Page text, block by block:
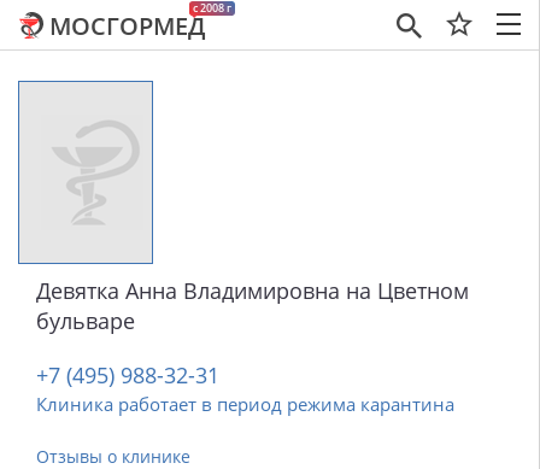
×
c 2008 г
МОСГОРМЕД
Девятка Анна Владимировна на Цветном
бульваре
+7 (495) 988-32-31
Клиника работает в период режима карантина
Отзывы о клинике